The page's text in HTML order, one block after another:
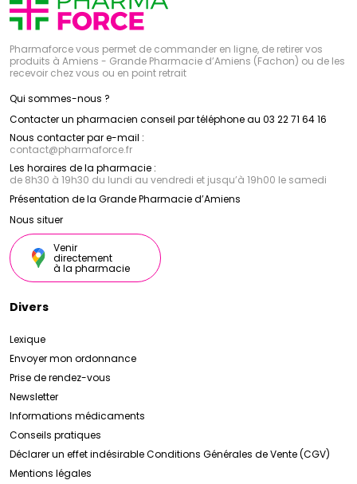
Pharmaforce vous permet de commander en ligne, de retirer vos
produits à Amiens - Grande Pharmacie d’Amiens (Fachon) ou de les
recevoir chez vous ou en point retrait
Qui sommes-nous ?
Contacter un pharmacien conseil par téléphone au 03 22 71 64 16
Nous contacter par e-mail :
contact@pharmaforce.fr
Les horaires de la pharmacie :
de 8h30 à 19h30 du lundi au vendredi et jusqu’à 19h00 le samedi
Présentation de la Grande Pharmacie d’Amiens
Nous situer
Venir
directement
à la pharmacie
Divers
Lexique
Envoyer mon ordonnance
Prise de rendez-vous
Newsletter
Informations médicaments
Conseils pratiques
Déclarer un effet indésirableConditions Générales de Vente (CGV)
Mentions légales